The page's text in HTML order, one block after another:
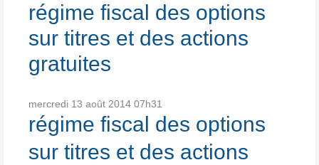
régime fiscal des options
sur titres et des actions
gratuites
mercredi 13 août 2014 07h31
régime fiscal des options
sur titres et des actions